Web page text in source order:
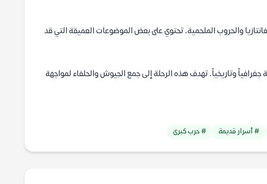
والحروب الملحمية. تحتوي على بعض الموضوعات العميقة التي قد
وتاريخياً. تهدف هذه الرحلة إلى جمع الجيوش والحلفاء لمواجهة
# أسرار قديمة # حرب كبرى